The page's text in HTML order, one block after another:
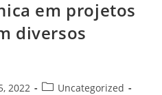
em projetos
diversos
2022
Uncategorized